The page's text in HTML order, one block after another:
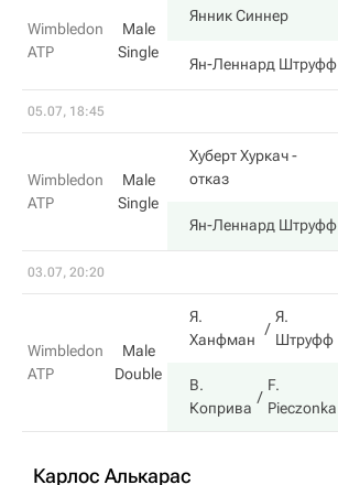
Wimbledon
ATP
Male
Single
Янник Синнер
Ян-Леннард Штруфф
05.07, 18:45
Wimbledon
ATP
Male
Single
Хуберт Хуркач-
отказ
Ян-Леннард Штруфф
03.07, 20:20
Wimbledon
ATP
Male
Double
Я.
Ханфман
Я.
Штруфф
В.
Коприва
F.
Pieczonka
Карлос Алькарас